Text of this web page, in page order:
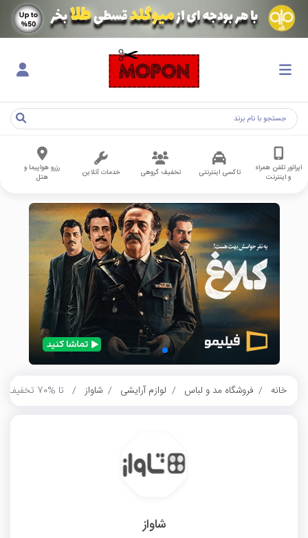
اپراتور تلفن همراه
و اینترنت
تاکسی اینترنتی تخفیف گروهی خدمات آنلاین
رزرو هواپیما و
هتل
خانه فروشگاه مد و لباس لوازم آرایشی شاواز تا %70 تخفیف ویژه محصولات منتخب فروش ویژه شاواز
شاواز